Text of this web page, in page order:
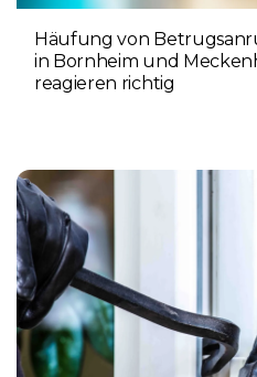
Häufung von
in Bornheim und
reagieren richtig